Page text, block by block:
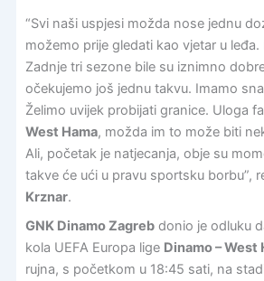
“Svi naši uspjesi možda nose jednu
možemo prije gledati kao vjetar u
Zadnje tri sezone bile su iznimno
očekujemo još jednu takvu. Imamo
Želimo uvijek probijati granice. Uloga
West Hama, možda im to može biti
Ali, početak je natjecanja, obje su
takve će ući u pravu sportsku borbu”,
Krznar.
GNK Dinamo Zagrebdonio je odluku
kola UEFA Europa lige Dinamo – West
rujna, s početkom u 18:45 sati, na